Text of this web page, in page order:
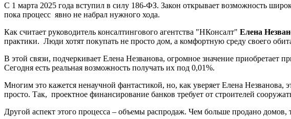
С 1 марта 2025 года вступил в силу 186-ФЗ. Закон открывает возможность
пока процесс явно не набрал нужного хода.
Как считает руководитель консалтингового агентства "НКонсалт" Елена
практики. Люди хотят покупать не просто дом, а комфортную среду своего
В этой связи, подчеркивает Елена Незванова, огромное значение приобретает
Сегодня есть реальная возможность получать их под 0,01%.
Многим это кажется ненаучной фантастикой, но, как уверяет Елена Незванова,
просто. Так, проектное финансирование банков требует от строителей
Другой аспект этого процесса – объемы распродаж. Чем больше продано домов,